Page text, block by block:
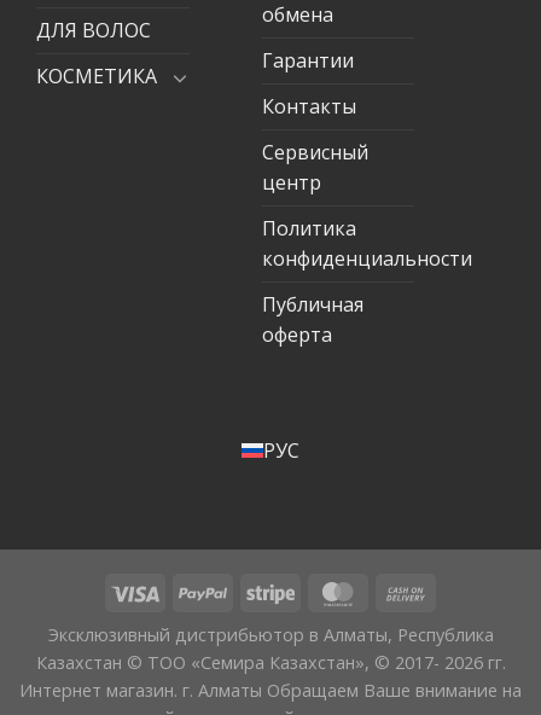
ДЛЯ ВОЛОС
КОСМЕТИКА
обмена
Гарантии
Контакты
Сервисный
центр
Политика
конфиденциальности
Публичная
оферта
РУС
Эксклюзивный дистрибьютор в Алматы, Республика
Казахстан © ТОО «Семира Казахстан», © 2017- 2026 гг.
Интернет магазин. г. Алматы Обращаем Ваше внимание на